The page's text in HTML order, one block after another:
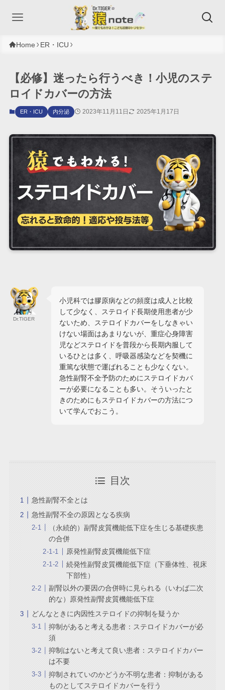
Home ER・ICU
【必修】迷ったら行うべき！小児のステ
ロイドカバーの方法
ER・ICU 内分泌 2023年11月11日 2025年1月17日
Dr.TIGER
小児科では膠原病などの頻度は成人と比較
して少なく、ステロイド長期使用患者が少
ないため、ステロイドカバーをしなきゃい
けない場面はあまりないが、重症心身障害
児などステロイドを普段から長期内服して
いるひとは多く、呼吸器感染などを契機に
重篤な状態で運ばれることも少なくない。
急性副腎不全予防のためにステロイドカバ
ーが必要になることも多い。そういったと
きのためにもステロイドカバーの方法につ
いて学んでおこう。
目次
急性副腎不全とは
急性副腎不全の原因となる疾病
（永続的）副腎皮質機能低下症を生じる基礎疾患
の合併
原発性副腎皮質機能低下症
続発性副腎皮質機能低下症（下垂体性、視床
下部性）
副腎以外の要因の合併時に見られる（いわば二次
的な）原発性副腎皮質機能低下症
どんなときに内因性ステロイドの抑制を疑うか
抑制があると考える患者：ステロイドカバーが必
須
抑制はないと考えて良い患者：ステロイドカバー
は不要
抑制されていのかどうか不明な患者：抑制がある
ものとしてステロイドカバーを行う